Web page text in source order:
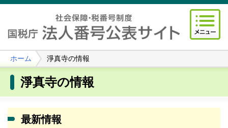
ホーム 淨真寺の情報
淨真寺の情報
最新情報